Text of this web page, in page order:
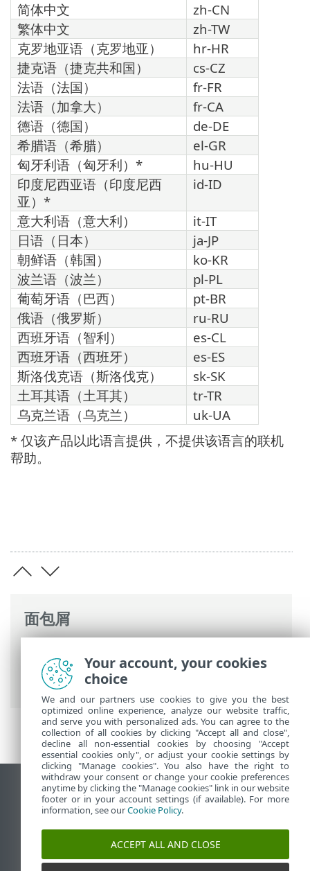
面包屑
规格> 受支持的 Web 浏览器、ESET 安全产
品和语言
简体中文
zh-CN
繁体中文
zh-TW
克罗地亚语（克罗地亚）
hr-HR
捷克语（捷克共和国）
cs-CZ
法语（法国）
fr-FR
法语（加拿大）
fr-CA
德语（德国）
de-DE
希腊语（希腊）
el-GR
匈牙利语（匈牙利）*
hu-HU
印度尼西亚语（印度尼西
亚）*
id-ID
意大利语（意大利）
it-IT
日语（日本）
ja-JP
朝鲜语（韩国）
ko-KR
波兰语（波兰）
pl-PL
葡萄牙语（巴西）
pt-BR
俄语（俄罗斯）
ru-RU
西班牙语（智利）
es-CL
西班牙语（西班牙）
es-ES
斯洛伐克语（斯洛伐克）
sk-SK
土耳其语（土耳其）
tr-TR
乌克兰语（乌克兰）
uk-UA
* 仅该产品以此语言提供，不提供该语言的联机
帮助。
查看桌面站点
End of Life
ESET 知识库
ESET Status Portal
Your account, your cookies
choice
We and our partners use cookies to give you the best
optimized online experience, analyze our website traffic,
and serve you with personalized ads. You can agree to the
collection of all cookies by clicking "Accept all and close",
decline all non-essential cookies by choosing "Accept
essential cookies only", or adjust your cookie settings by
clicking "Manage cookies". You also have the right to
withdraw your consent or change your cookie preferences
anytime by clicking the "Manage cookies" link in our website
footer or in your account settings (if available). For more
information, see ourCookie Policy.
ACCEPT ALL AND CLOSE